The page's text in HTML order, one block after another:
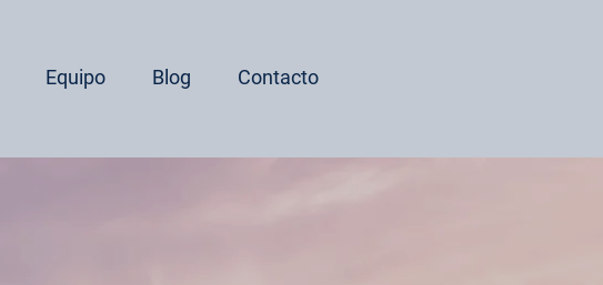
Equipo Blog Contacto